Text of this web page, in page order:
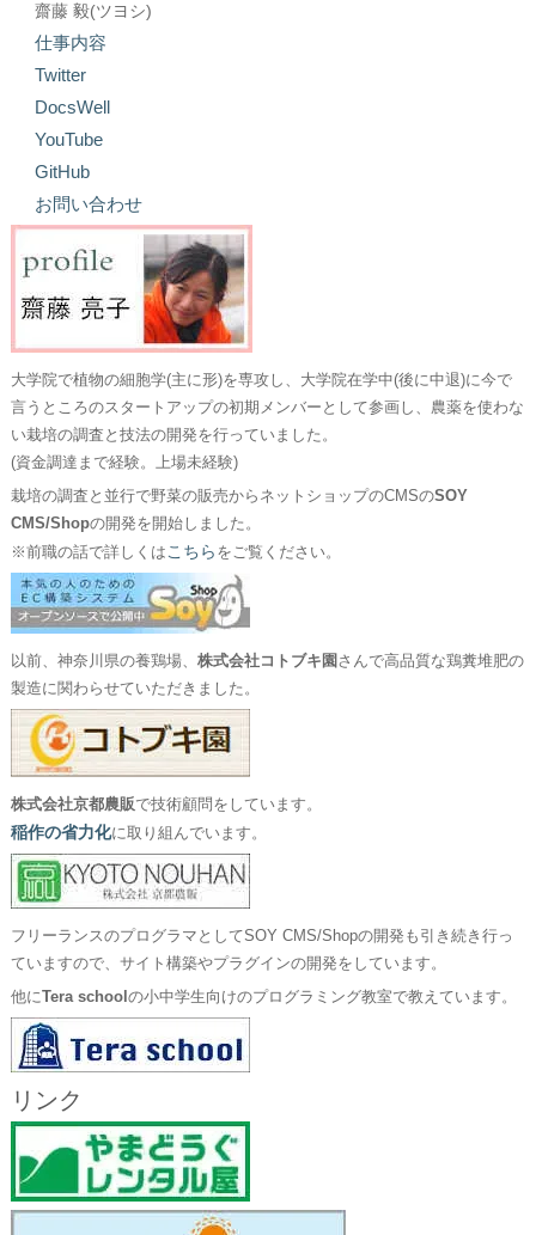
齋藤 毅(ツヨシ)
仕事内容
Twitter
DocsWell
YouTube
GitHub
お問い合わせ
大学院で植物の細胞学(主に形)を専攻し、大学院在学中(後に中退)に今で
言うところのスタートアップの初期メンバーとして参画し、農薬を使わな
い栽培の調査と技法の開発を行っていました。
(資金調達まで経験。上場未経験)
栽培の調査と並行で野菜の販売からネットショップのCMSのSOY
CMS/Shopの開発を開始しました。
※前職の話で詳しくは こちら をご覧ください。
以前、神奈川県の養鶏場、 株式会社コトブキ園 さんで高品質な鶏糞堆肥の
製造に関わらせていただきました。
株式会社京都農販で技術顧問をしています。
稲作の省力化に取り組んでいます。
フリーランスのプログラマとしてSOY CMS/Shopの開発も引き続き行っ
ていますので、サイト構築やプラグインの開発をしています。
他にTera school の小中学生向けのプログラミング教室で教えています。
リンク